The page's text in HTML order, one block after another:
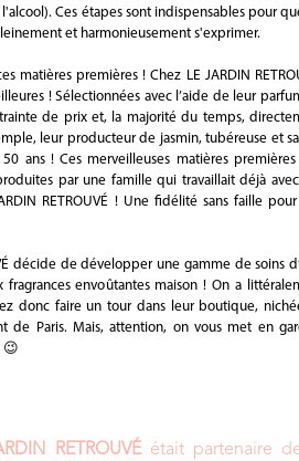
Ces étapes sont indispensables pour
et harmonieusement s'exprimer.
matières premières ! Chez LE JARDIN
! Sélectionnées avec l’aide de leur
de prix et, la majorité du temps,
leur producteur de jasmin, tubéreuse et
ans ! Ces merveilleuses matières premières
par une famille qui travaillait déjà avec
RETROUVÉ ! Une fidélité sans faille
décide de développer une gamme de soins
envoûtantes maison ! On a
donc faire un tour dans leur boutique,
de Paris. Mais, attention, on vous met en
😉
RETROUVÉétait partenaire